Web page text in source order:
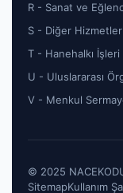
R - Sanat ve
S - Diğer Hizmetler
T - Hanehalkı İşleri
U - Uluslararası
V - Menkul
© 2025
SitemapKullanım